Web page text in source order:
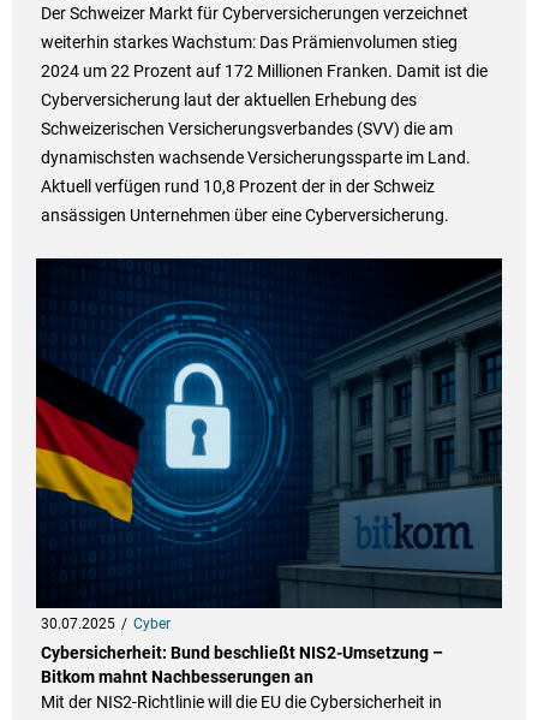
Der Schweizer Markt für Cyberversicherungen verzeichnet
weiterhin starkes Wachstum: Das Prämienvolumen stieg
2024 um 22 Prozent auf 172 Millionen Franken. Damit ist die
Cyberversicherung laut der aktuellen Erhebung des
Schweizerischen Versicherungsverbandes (SVV) die am
dynamischsten wachsende Versicherungssparte im Land.
Aktuell verfügen rund 10,8 Prozent der in der Schweiz
ansässigen Unternehmen über eine Cyberversicherung.
30.07.2025 Cyber
Cybersicherheit: Bund beschließt NIS2-Umsetzung –
Bitkom mahnt Nachbesserungen an
Mit der NIS2-Richtlinie will die EU die Cybersicherheit in